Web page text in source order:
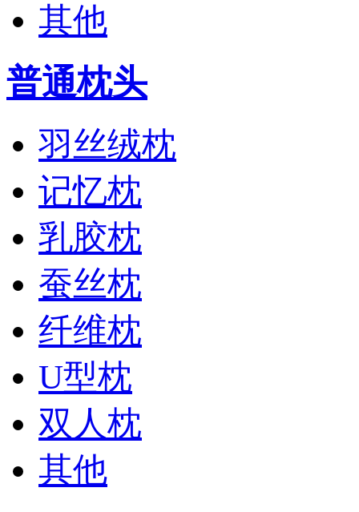
其他
普通枕头
羽丝绒枕
记忆枕
乳胶枕
蚕丝枕
纤维枕
U型枕
双人枕
其他